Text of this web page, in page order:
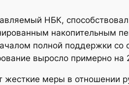
НБК, способствовал
накопительным
полной поддержки со
выросло примерно на
меры в отношении